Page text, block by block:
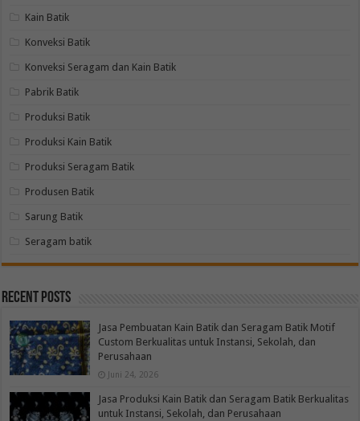
Kain Batik
Konveksi Batik
Konveksi Seragam dan Kain Batik
Pabrik Batik
Produksi Batik
Produksi Kain Batik
Produksi Seragam Batik
Produsen Batik
Sarung Batik
Seragam batik
Recent Posts
Jasa Pembuatan Kain Batik dan Seragam Batik Motif
Custom Berkualitas untuk Instansi, Sekolah, dan
Perusahaan
Juni 24, 2026
Jasa Produksi Kain Batik dan Seragam Batik Berkualitas
untuk Instansi, Sekolah, dan Perusahaan